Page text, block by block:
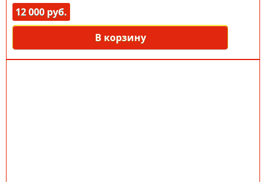
12 000 руб.
В корзину